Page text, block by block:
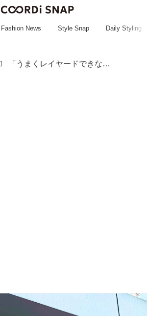
~~~~~~~~~~~
Fashion News Style Snap Daily Styling
「うまくレイヤードできない」 → これ使って！【しまむら】1枚あると便利「重ね着トップス」